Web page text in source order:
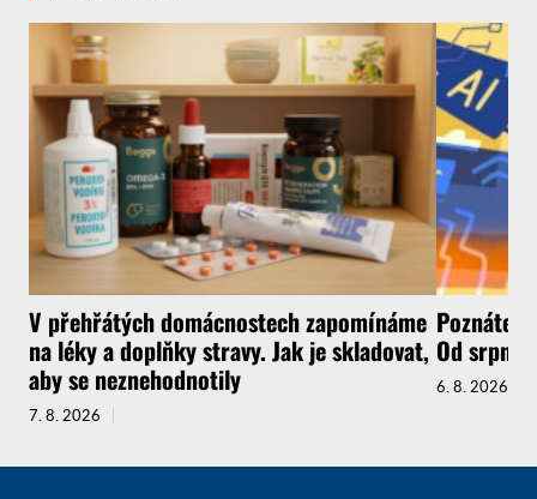
V přehřátých domácnostech zapomínáme
na léky a doplňky stravy. Jak je skladovat,
aby se neznehodnotily
7. 8. 2026
Poznáte,
Od srpna
6. 8. 2026